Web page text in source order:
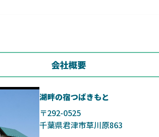
会社概要
湖畔の宿つばきもと
〒292-0525
千葉県君津市草川原863